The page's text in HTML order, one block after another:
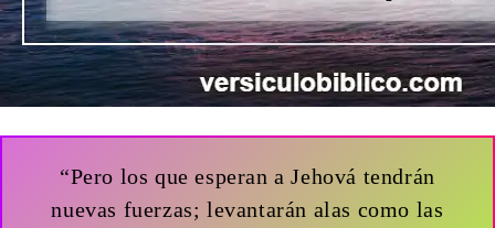
“Pero los que esperan a Jehová tendrán
nuevas fuerzas; levantarán alas como las